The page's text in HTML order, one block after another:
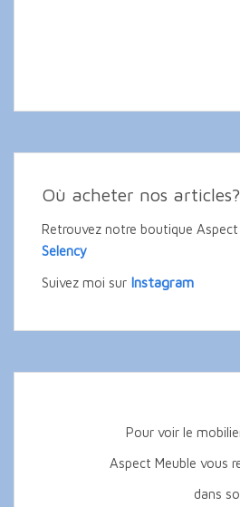
Où acheter nos articles?
Retrouvez notre boutique Aspect
Selency
Suivez moi sur Instagram
Pour voir le
Aspect Meuble vous
dans